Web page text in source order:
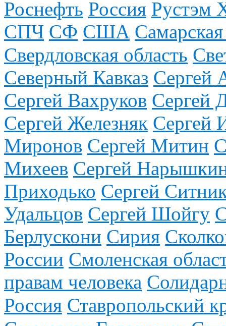
Роснефть Россия Рустэм
СПЧ СФ США
Свердловская область
Северный Кавказ Сергей
Сергей Вахруков Сергей
Сергей Железняк Сергей
Миронов Сергей Митин
Михеев Сергей
Приходько Сергей
Удальцов Сергей Шойгу
Берлускони Сирия
России Смоленская
правам человека
Россия Ставропольский